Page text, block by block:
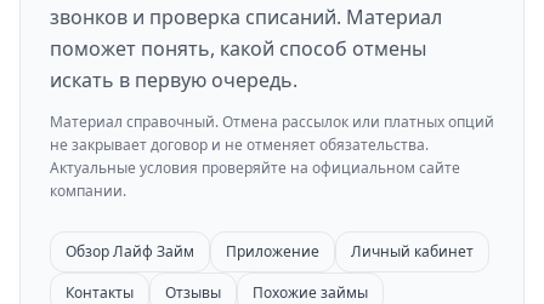
звонков и проверка списаний. Материал
поможет понять, какой способ отмены
искать в первую очередь.
Материал справочный. Отмена рассылок или платных опций
не закрывает договор и не отменяет обязательства.
Актуальные условия проверяйте на официальном сайте
компании.
Обзор Лайф Займ Приложение
Личный кабинет
Контакты
Отзывы
Похожие займы